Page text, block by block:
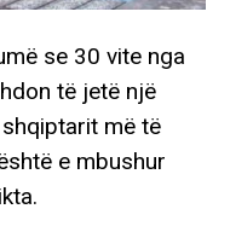
se 30 vite nga
të jetë një
më të
e mbushur